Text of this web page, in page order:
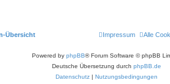
Übersicht Alle
Impressum
Powered by phpBB® Forum Software © phpBB
Deutsche Übersetzung durch phpBB.de
Datenschutz | Nutzungsbedingungen